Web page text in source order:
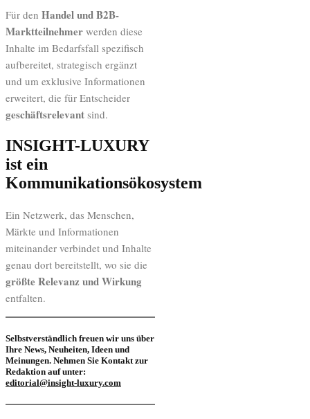
Für den Handel und B2B-
Marktteilnehmer werden diese
Inhalte im Bedarfsfall spezifisch
aufbereitet, strategisch ergänzt
und um exklusive Informationen
erweitert, die für Entscheider
geschäftsrelevant sind.
INSIGHT-LUXURY
ist ein
Kommunikationsökosystem
Ein Netzwerk, das Menschen,
Märkte und Informationen
miteinander verbindet und Inhalte
genau dort bereitstellt, wo sie die
größte Relevanz und Wirkung
entfalten.
Selbstverständlich freuen wir uns über
Ihre News, Neuheiten, Ideen und
Meinungen. Nehmen Sie Kontakt zur
Redaktion auf unter:
editorial@insight-luxury.com